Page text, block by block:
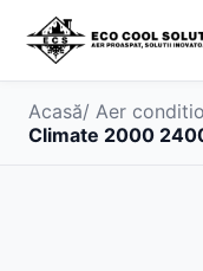
Acasă/ Aer
Climate 2000